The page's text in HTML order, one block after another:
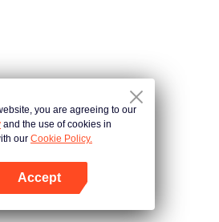
you are agreeing to our
and the use of cookies in
our Cookie Policy.
Accept